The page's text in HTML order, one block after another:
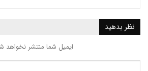
ایمیل شما منتشر نخواهد شد